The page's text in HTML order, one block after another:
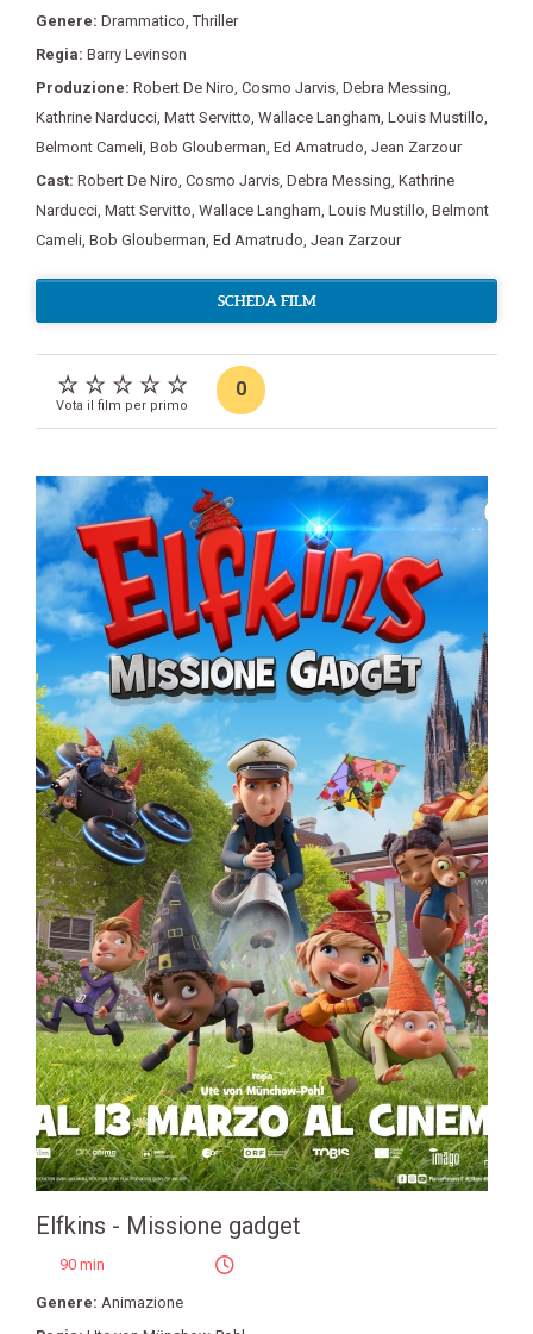
Genere: Drammatico,Thriller
Regia: Barry Levinson
Produzione: Robert De Niro, Cosmo Jarvis, Debra Messing,
Kathrine Narducci, Matt Servitto, Wallace Langham, Louis Mustillo,
Belmont Cameli, Bob Glouberman, Ed Amatrudo, Jean Zarzour
Cast: Robert De Niro, Cosmo Jarvis, Debra Messing, Kathrine
Narducci, Matt Servitto, Wallace Langham, Louis Mustillo, Belmont
Cameli, Bob Glouberman, Ed Amatrudo, Jean Zarzour
SCHEDA FILM
Vota il film per primo
0
Elfkins - Missione gadget
90 min
Genere: Animazione